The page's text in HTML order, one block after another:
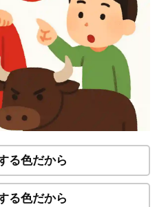
る色だから
る色だから